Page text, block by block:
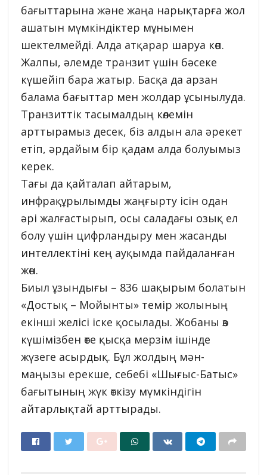
бағыттарына және жаңа нарықтарға жол
ашатын мүмкіндіктер мұнымен
шектелмейді. Алда атқарар шаруа көп.
Жалпы, әлемде транзит үшін бәсеке
күшейіп бара жатыр. Басқа да арзан
балама бағыттар мен жолдар ұсынылуда.
Транзиттік тасымалдың көлемін
арттырамыз десек, біз алдын ала әрекет
етіп, әрдайым бір қадам алда болуымыз
керек.
Тағы да қайталап айтарым,
инфрақұрылымды жаңғырту ісін одан
әрі жалғастырып, осы саладағы озық ел
болу үшін цифрландыру мен жасанды
интеллектіні кең ауқымда пайдаланған
жөн.
Биыл ұзындығы – 836 шақырым болатын
«Достық – Мойынты» темір жолының
екінші желісі іске қосылады. Жобаны өз
күшімізбен өте қысқа мерзім ішінде
жүзеге асырдық. Бұл жолдың мән-
маңызы ерекше, себебі «Шығыс-Батыс»
бағытының жүк өткізу мүмкіндігін
айтарлықтай арттырады.